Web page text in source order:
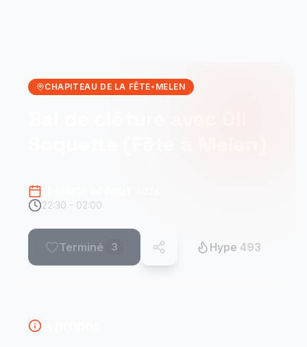
CHAPITEAU DE LA FÊTE• MELEN
22:30 - 02:00
Terminé 3 Hype 493